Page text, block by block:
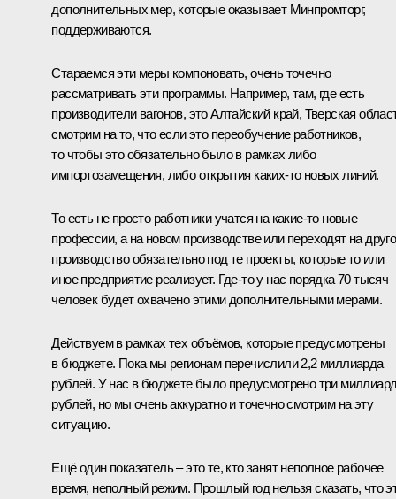
дополнительных мер, которые оказывает Минпромторг,
поддерживаются.
Стараемся эти меры компоновать, очень точечно
рассматривать эти программы. Например, там, где есть
производители вагонов, это Алтайский край, Тверская
смотрим на то, что если это переобучение работников,
то чтобы это обязательно было в рамках либо
импортозамещения, либо открытия каких‑то новых линий.
То есть не просто работники учатся на какие‑то новые
профессии, а на новом производстве или переходят на
производство обязательно под те проекты, которые то или
иное предприятие реализует. Где‑то у нас порядка 70 тысяч
человек будет охвачено этими дополнительными мерами.
Действуем в рамках тех объёмов, которые предусмотрены
в бюджете. Пока мы регионам перечислили 2,2 миллиарда
рублей. У нас в бюджете было предусмотрено три
рублей, но мы очень аккуратно и точечно смотрим на эту
ситуацию.
Ещё один показатель – это те, кто занят неполное рабочее
время, неполный режим. Прошлый год нельзя сказать, что